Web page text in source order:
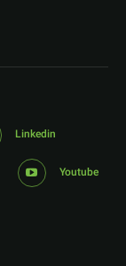
Linkedin
Youtube